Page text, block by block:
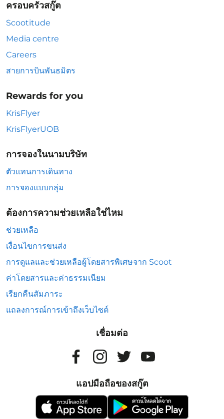
ครอบครัวสกู๊ต
Scootitude
Media centre
Careers
สายการบินพันธมิตร
Rewards for you
KrisFlyer
KrisFlyerUOB
การจองในนามบริษัท
ตัวแทนการเดินทาง
การจองแบบกลุ่ม
ต้องการความช่วยเหลือใช่ไหม
ช่วยเหลือ
เงื่อนไขการขนส่ง
การดูแลและช่วยเหลือผู้โดยสารพิเศษจาก Scoot
ค่าโดยสารและค่าธรรมเนียม
เรียกคืนสัมภาระ
แถลงการณ์การเข้าถึงเว็บไซต์
เชื่อมต่อ
แอปมือถือของสกู๊ต